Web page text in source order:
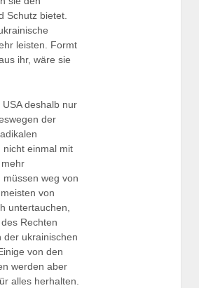
Schutz bietet.
leisten. Formt
ihr, wäre sie
deshalb nur
der
nicht einmal mit
müssen weg von
von
untertauchen,
Rechten
der ukrainischen
von den
werden aber
alles herhalten.